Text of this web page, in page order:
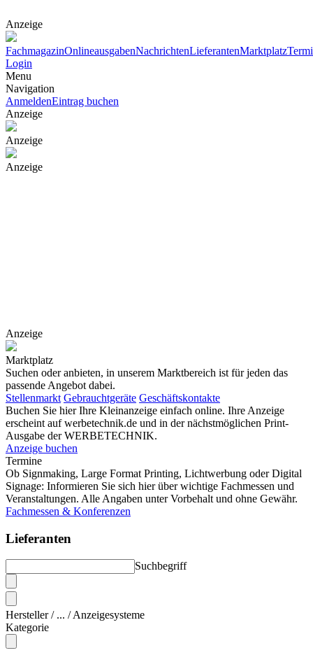
Anzeige
FachmagazinOnlineausgabenNachrichtenLieferantenMarktplatz
Login
Menu
Navigation
AnmeldenEintrag buchen
Anzeige
Anzeige
Anzeige
Anzeige
Marktplatz
Suchen oder anbieten, in unserem Marktbereich ist für jeden das
passende Angebot dabei.
Stellenmarkt Gebrauchtgeräte Geschäftskontakte
Buchen Sie hier Ihre Kleinanzeige einfach online. Ihre Anzeige
erscheint auf werbetechnik.de und in der nächstmöglichen Print-
Ausgabe der WERBETECHNIK.
Anzeige buchen
Termine
Ob Signmaking, Large Format Printing, Lichtwerbung oder Digital
Signage: Informieren Sie sich hier über wichtige Fachmessen und
Veranstaltungen. Alle Angaben unter Vorbehalt und ohne Gewähr.
Fachmessen & Konferenzen
Lieferanten
Suchbegriff
Hersteller / ... / Anzeigesysteme
Kategorie